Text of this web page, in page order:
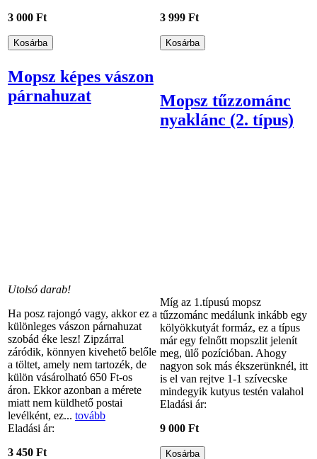
3 000 Ft
3 999 Ft
Mopsz képes vászon
párnahuzat
Utolsó darab!
Ha posz rajongó vagy, akkor ez a
különleges vászon párnahuzat
szobád éke lesz! Zipzárral
záródik, könnyen kivehető belőle
a töltet, amely nem tartozék, de
külön vásárolható 650 Ft-os
áron. Ekkor azonban a mérete
miatt nem küldhető postai
levélként, ez... tovább
Eladási ár:
3 450 Ft
Mopsz tűzzománc
nyaklánc (2. típus)
Míg az 1.típusú mopsz
tűzzománc medálunk inkább egy
kölyökkutyát formáz, ez a típus
már egy felnőtt mopszlit jelenít
meg, ülő pozícióban. Ahogy
nagyon sok más ékszerünknél, itt
is el van rejtve 1-1 szívecske
mindegyik kutyus testén valahol
Eladási ár:
9 000 Ft